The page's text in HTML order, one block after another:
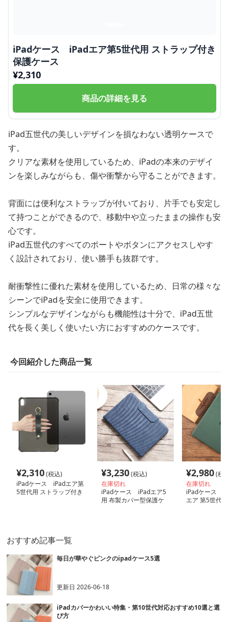
iPadケース iPadエア第5世代用 ストラップ付き
保護ケース
¥2,310
商品の詳細を見る
iPad五世代の美しいデザインを損なわない透明ケースで
す。
クリアな素材を使用しているため、iPadの本来のデザイ
ンを楽しみながらも、傷や衝撃から守ることができます。
背面には便利なストラップが付いており、片手でも安定し
て持つことができるので、移動中や立ったままの操作も安
心です。
iPad五世代のすべてのポートやボタンにアクセスしやす
く設計されており、使い勝手も抜群です。
耐衝撃性に優れた素材を使用しているため、日常の様々な
シーンでiPadを安全に使用できます。
シンプルなデザインながらも機能性は十分で、iPad五世
代を長く美しく使いたい方におすすめのケースです。
今回紹介した商品一覧
¥2,310(税込)
iPadケース iPadエア第
5世代用 ストラップ付き
¥3,230(税込)
在庫切れ
iPadケース iPadエア5
用 布製カバー型保護ケ
¥2,980(税
在庫切れ
iPadケース
エア 第5世代
おすすめ記事一覧
毎日が華やぐピンクのipadケース5選
更新日2026-06-18
iPadカバーかわいい特集・第10世代対応おすすめ10選と選
び方